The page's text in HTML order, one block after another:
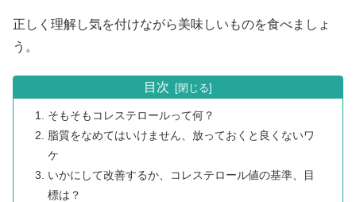
正しく理解し気を付けながら美味しいものを食べましょ
う。
目次
そもそもコレステロールって何？
脂質をなめてはいけません、放っておくと良くないワ
ケ
いかにして改善するか、コレステロール値の基準、目
標は？